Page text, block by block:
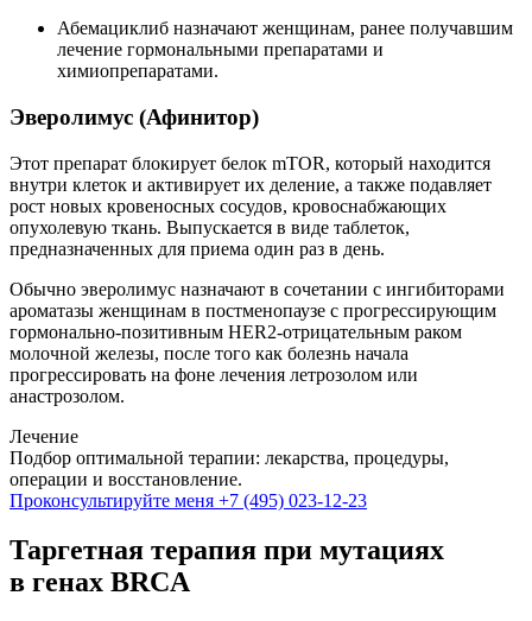
Абемациклиб назначают женщинам, ранее получавшим
лечение гормональными препаратами и
химиопрепаратами.
Эверолимус (Афинитор)
Этот препарат блокирует белок mTOR, который находится
внутри клеток и активирует их деление, а также подавляет
рост новых кровеносных сосудов, кровоснабжающих
опухолевую ткань. Выпускается в виде таблеток,
предназначенных для приема один раз в день.
Обычно эверолимус назначают в сочетании с ингибиторами
ароматазы женщинам в постменопаузе с прогрессирующим
гормонально-позитивным HER2-отрицательным раком
молочной железы, после того как болезнь начала
прогрессировать на фоне лечения летрозолом или
анастрозолом.
Лечение
Подбор оптимальной терапии: лекарства, процедуры,
операции и восстановление.
Проконсультируйте меня +7 (495) 023-12-23
Таргетная терапия при мутациях
в генах BRCA